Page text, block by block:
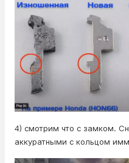
4) смотрим что с замком.
аккуратными с кольцом